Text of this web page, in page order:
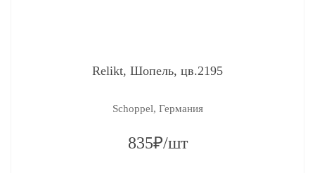
Relikt, Шопель, цв.2195
Schoppel, Германия
835₽/шт